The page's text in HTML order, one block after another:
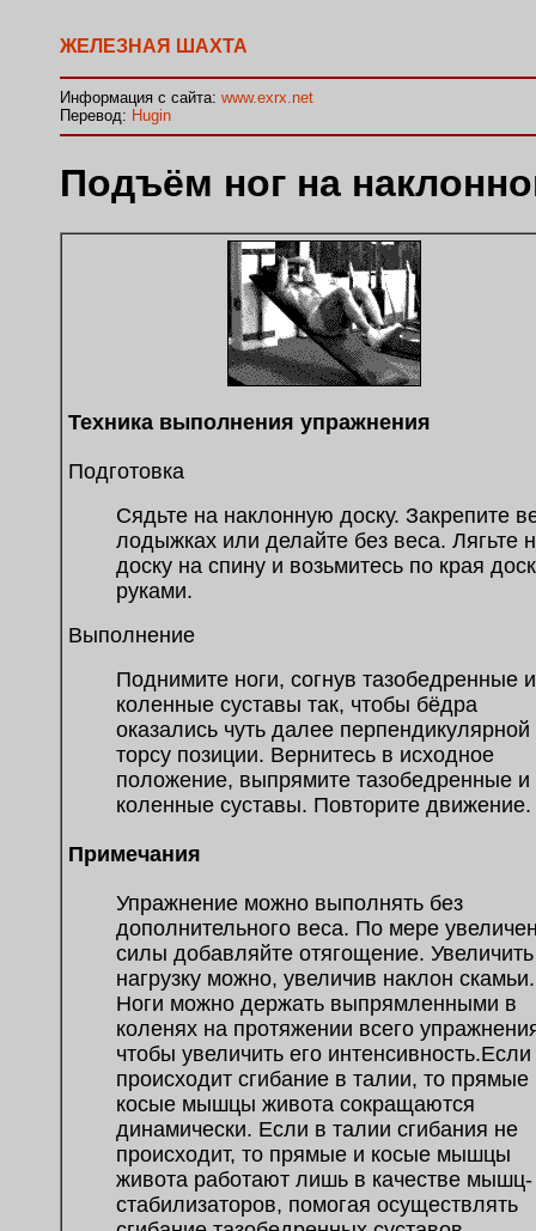
ЖЕЛЕЗНАЯ ШАХТА
Информация с сайта: www.exrx.net
Перевод: Hugin
Подъём ног на
Техника выполнения упражнения
Подготовка
Сядьте на наклонную доску. Закрепите
лодыжках или делайте без веса. Лягьте
доску на спину и возьмитесь по края
руками.
Выполнение
Поднимите ноги, согнув тазобедренные и
коленные суставы так, чтобы бёдра
оказались чуть далее перпендикулярной
торсу позиции. Вернитесь в исходное
положение, выпрямите тазобедренные и
коленные суставы. Повторите движение.
Примечания
Упражнение можно выполнять без
дополнительного веса. По мере
силы добавляйте отягощение. Увеличить
нагрузку можно, увеличив наклон скамьи.
Ноги можно держать выпрямленными в
коленях на протяжении всего
чтобы увеличить его интенсивность.Если
происходит сгибание в талии, то прямые
косые мышцы живота сокращаются
динамически. Если в талии сгибания не
происходит, то прямые и косые мышцы
живота работают лишь в качестве мышц-
стабилизаторов, помогая осуществлять